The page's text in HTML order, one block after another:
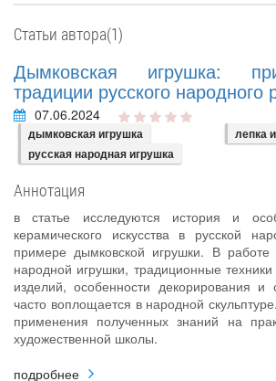
Статьи автора(1)
Дымковская игрушка:
традиции русского народного
07.06.2024
дымковская игрушка
лепка
русская народная игрушка
Аннотация
в статье исследуются история и
керамического искусства в русской
примере дымковской игрушки. В
народной игрушки, традиционные
изделий, особенности декорирования и
часто воплощается в народной
применения полученных знаний на
художественной школы.
подробнее